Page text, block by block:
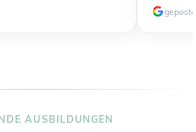
AUSBILDUNGEN